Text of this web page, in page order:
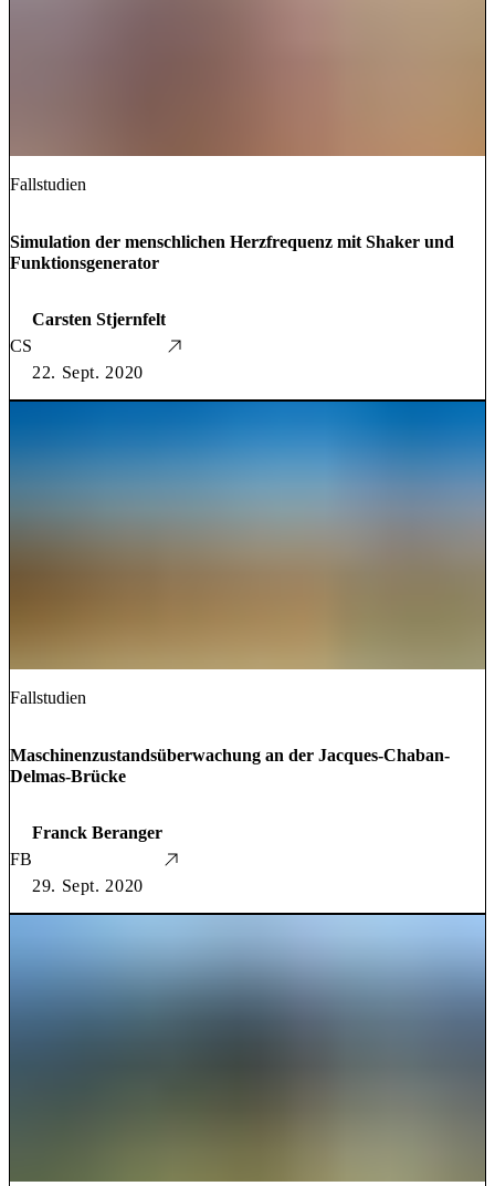
Fallstudien
Simulation der menschlichen Herzfrequenz mit Shaker und
Funktionsgenerator
CS
Carsten Stjernfelt
22. Sept. 2020
Fallstudien
Maschinenzustandsüberwachung an der Jacques-Chaban-
Delmas-Brücke
FB
Franck Beranger
29. Sept. 2020